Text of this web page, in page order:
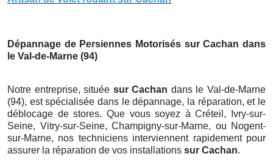
Dépannage de Persiennes Motorisés sur Cachan dans
le Val-de-Marne (94)
Notre entreprise, située sur Cachan dans le Val-de-Marne
(94), est spécialisée dans le dépannage, la réparation, et le
déblocage de stores. Que vous soyez à Créteil, Ivry-sur-
Seine, Vitry-sur-Seine, Champigny-sur-Marne, ou Nogent-
sur-Marne, nos techniciens interviennent rapidement pour
assurer la réparation de vos installations sur Cachan.